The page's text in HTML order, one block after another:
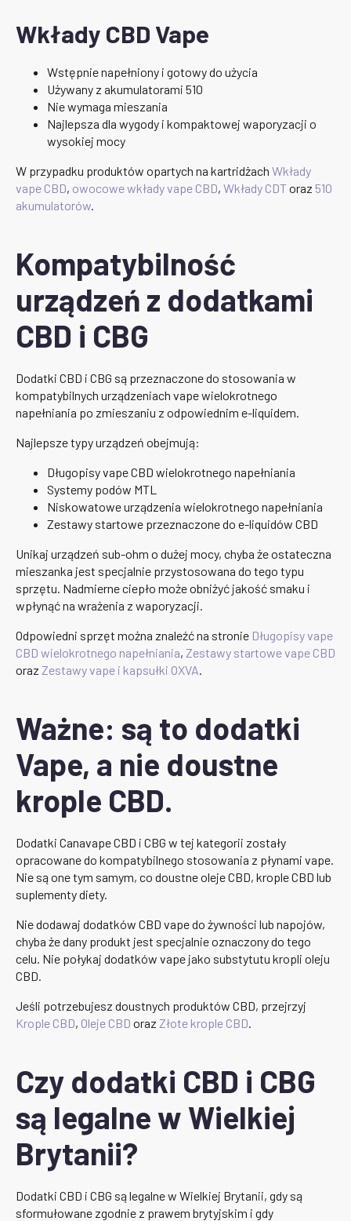
Wkłady CBD Vape
Wstępnie napełniony i gotowy do użycia
Używany z akumulatorami 510
Nie wymaga mieszania
Najlepsza dla wygody i kompaktowej waporyzacji o
wysokiej mocy
W przypadku produktów opartych na kartridżach Wkłady
vape CBD, owocowe wkłady vape CBD, Wkłady CDToraz 510
akumulatorów
Kompatybilność
urządzeń z dodatkami
CBD i CBG
Dodatki CBD i CBG są przeznaczone do stosowania w
kompatybilnych urządzeniach vape wielokrotnego
napełniania po zmieszaniu z odpowiednim e-liquidem.
Najlepsze typy urządzeń obejmują:
Długopisy vape CBD wielokrotnego napełniania
Systemy podów MTL
Niskowatowe urządzenia wielokrotnego napełniania
Zestawy startowe przeznaczone do e-liquidów CBD
Unikaj urządzeń sub-ohm o dużej mocy, chyba że ostateczna
mieszanka jest specjalnie przystosowana do tego typu
sprzętu. Nadmierne ciepło może obniżyć jakość smaku i
wpłynąć na wrażenia z waporyzacji.
Odpowiedni sprzęt można znaleźć na stronie Długopisy vape
CBD wielokrotnego napełniania, Zestawy startowe vape CBD
oraz Zestawy vape i kapsułki OXVA
Ważne: są to dodatki
Vape, a nie doustne
krople CBD.
Dodatki Canavape CBD i CBG w tej kategorii zostały
opracowane do kompatybilnego stosowania z płynami vape.
Nie są one tym samym, co doustne oleje CBD, krople CBD lub
suplementy diety.
Nie dodawaj dodatków CBD vape do żywności lub napojów,
chyba że dany produkt jest specjalnie oznaczony do tego
celu. Nie połykaj dodatków vape jako substytutu kropli oleju
CBD.
Jeśli potrzebujesz doustnych produktów CBD, przejrzyj
Krople CBD, Oleje CBD oraz Złote krople CBD
Czy dodatki CBD i CBG
są legalne w Wielkiej
Brytanii?
Dodatki CBD i CBG są legalne w Wielkiej Brytanii, gdy są
sformułowane zgodnie z prawem brytyjskim i gdy